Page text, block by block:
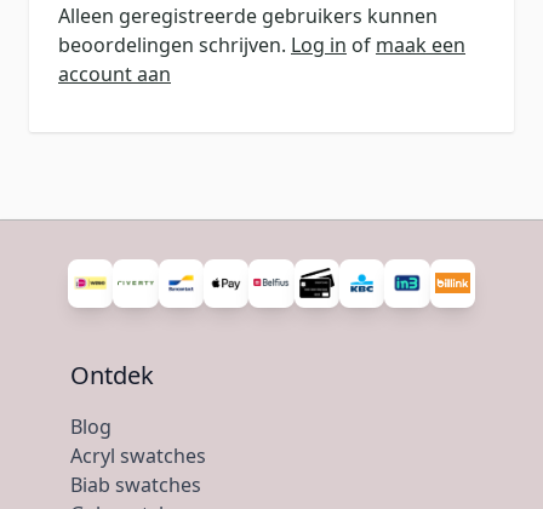
Alleen geregistreerde gebruikers kunnen
beoordelingen schrijven. Log in of maak een
account aan
Ontdek
Blog
Acryl swatches
Biab swatches